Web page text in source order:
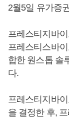
2월5일 유가증
프레스티지바
프레스티스바
합한 원스톱 솔
다.
프레스티지바
을 결정한 후,